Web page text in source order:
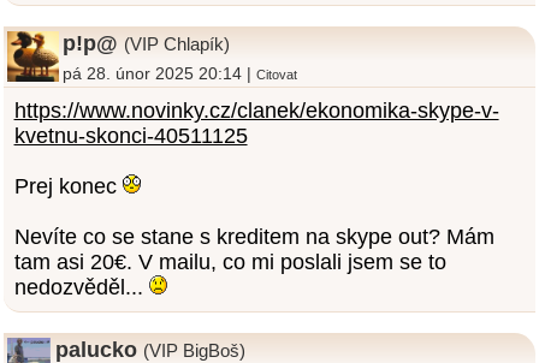
p!p@ (VIP Chlapík)
pá 28. únor 2025 20:14 |Citovat
https://www.novinky.cz/clanek/ekonomika-skype-v-
kvetnu-skonci-40511125
Prej konec
Nevíte co se stane s kreditem na skype out? Mám
tam asi 20€. V mailu, co mi poslali jsem se to
nedozvěděl...
palucko (VIP BigBoš)